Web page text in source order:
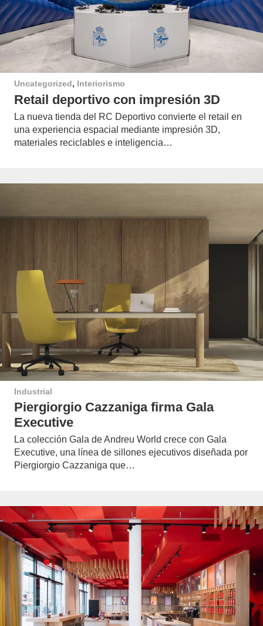
Uncategorized, Interiorismo
Retail deportivo con impresión 3D
La nueva tienda del RC Deportivo convierte el retail en
una experiencia espacial mediante impresión 3D,
materiales reciclables e inteligencia…
Industrial
Piergiorgio Cazzaniga firma Gala
Executive
La colección Gala de Andreu World crece con Gala
Executive, una línea de sillones ejecutivos diseñada por
Piergiorgio Cazzaniga que…